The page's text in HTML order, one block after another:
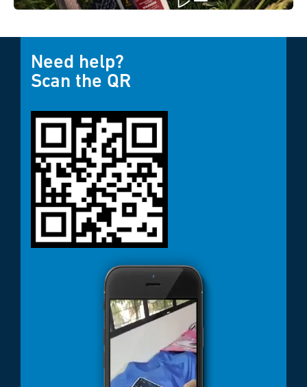
Need help?
Scan the QR